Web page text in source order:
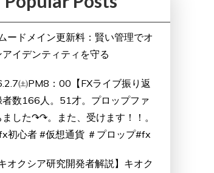
ードメイン更新料：賢い管理でオ
アイデンティティを守る
㈯PM8：00【FXライブ振り返
者数166人。51才。プロップファ
した↷↷。また、受けます！！。
初心者 #仮想通貨 ＃プロップ#fx
キオクシア研究開発者解説】キオク